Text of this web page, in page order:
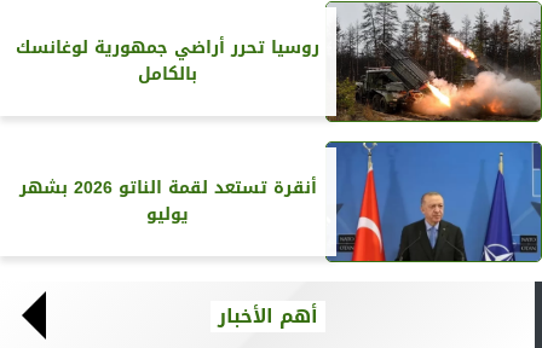
روسيا تحرر أراضي جمهورية لوغانسك
بالكامل
أنقرة تستعد لقمة الناتو 2026 بشهر
يوليو
أهم الأخبار